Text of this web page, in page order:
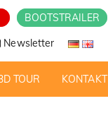
BOOTSTRAILER
Newsletter
TOUR KONTAKT